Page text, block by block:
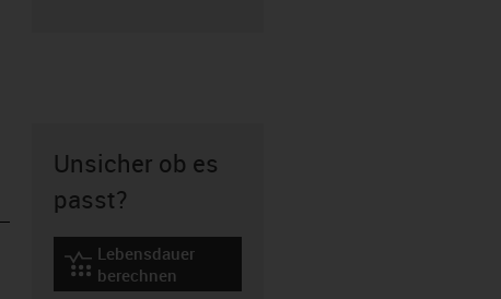
Unsicher ob es
passt?
igus-icon-lebensdauerrechner
Lebensdauer
berechnen